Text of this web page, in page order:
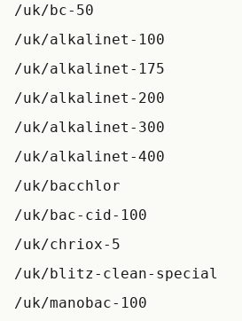
/uk/bc-50
/uk/alkalinet-100
/uk/alkalinet-175
/uk/alkalinet-200
/uk/alkalinet-300
/uk/alkalinet-400
/uk/bacchlor
/uk/bac-cid-100
/uk/chriox-5
/uk/blitz-clean-special
/uk/manobac-100